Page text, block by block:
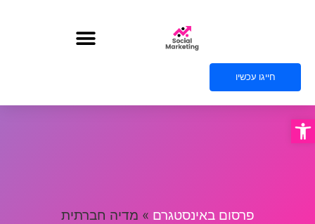
פתח סרגל נגישות
חייגו עכשיו
פרסום באינסטגרם » מדיה חברתית